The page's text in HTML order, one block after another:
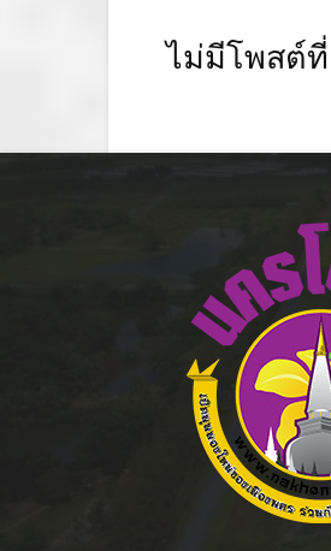
ไม่มีโพสต์